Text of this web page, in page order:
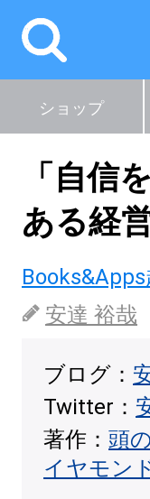
ショップ
「自信
ある経
安達 裕哉
ブログ：
Twitter：
著作： 頭
イヤモン